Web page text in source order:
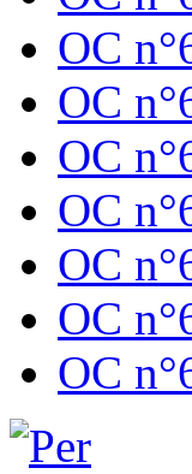
OC
OC
OC
OC
OC
OC
OC